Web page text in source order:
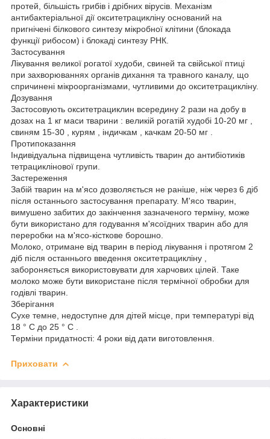
протей, більшість грибів і дрібних вірусів. Механізм
антибактеріальної дії окситетрацикліну оснований на
пригнічені білкового синтезу мікробної клітини (блокада
функції рибосом) і блокаді синтезу РНК.
Застосування
Лікування великої рогатої худоби, свиней та свійської птиці
при захворюваннях органів дихання та травного каналу, що
спричинені мікроорганізмами, чутливими до окситетрацикліну.
Дозування
Застосовують окситетрациклин всередину 2 рази на добу в
дозах на 1 кг маси тварини : великій рогатій худобі 10-20 мг ,
свиням 15-30 , курям , індичкам , качкам 20-50 мг .
Протипоказання
Індивідуальна підвищена чутливість тварин до антибіотиків
тетрациклінової групи.
Застереження
Забій тварин на м'ясо дозволяється не раніше, ніж через 6 діб
після останнього застосування препарату. М'ясо тварин,
вимушено забитих до закінчення зазначеного терміну, може
бути використано для годування м'ясоїдних тварин або для
переробки на м'ясо-кісткове борошно.
Молоко, отримане від тварин в період лікування і протягом 2
діб після останнього введення окситетрацикліну ,
забороняється використовувати для харчових цілей. Таке
молоко може бути використане після термічної обробки для
годівлі тварин.
Зберігання
Сухе темне, недоступне для дітей місце, при температурі від
18 ° С до 25 ° С .
Терміни придатності: 4 роки від дати виготовлення.
Приховати
Характеристики
Основні